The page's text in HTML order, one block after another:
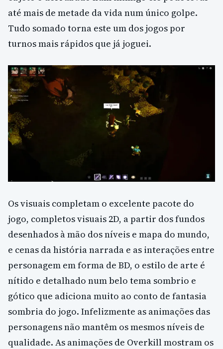
até mais de metade da vida num único golpe.
Tudo somado torna este um dos jogos por
turnos mais rápidos que já joguei.
Os visuais completam o excelente pacote do
jogo, completos visuais 2D, a partir dos fundos
desenhados à mão dos níveis e mapa do mundo,
e cenas da história narrada e as interações entre
personagem em forma de BD, o estilo de arte é
nítido e detalhado num belo tema sombrio e
gótico que adiciona muito ao conto de fantasia
sombria do jogo. Infelizmente as animações das
personagens não mantêm os mesmos níveis de
qualidade. As animações de Overkill mostram os